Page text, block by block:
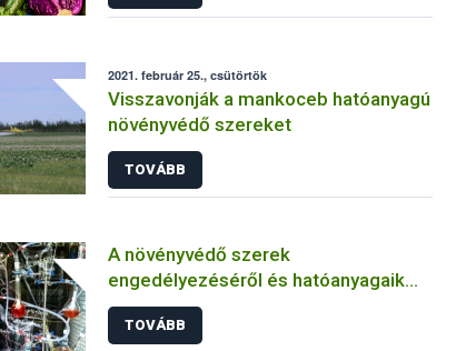
2021. február 25., csütörtök
Visszavonják a mankoceb hatóanyagú
növényvédő szereket
TOVÁBB
A növényvédő szerek
engedélyezéséről és hatóanyagaik
vizsgálatáról
TOVÁBB